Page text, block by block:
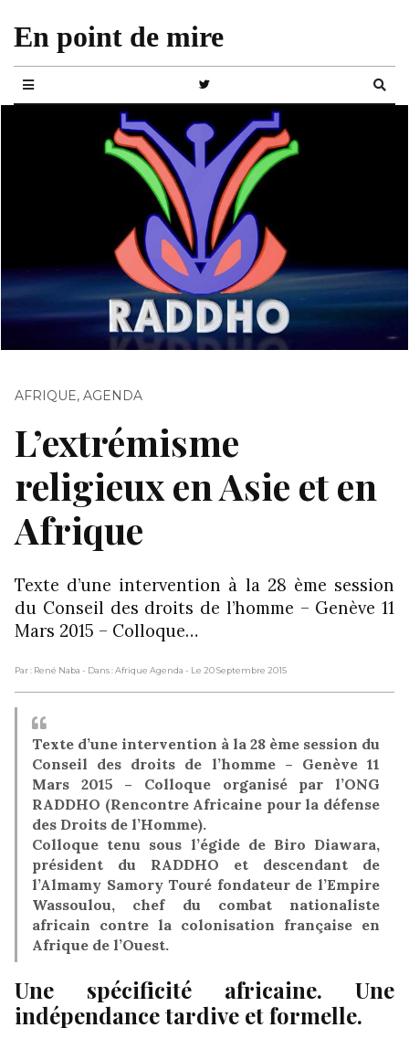
En point de mire
AFRIQUE, AGENDA
L’extrémisme
religieux en Asie et en
Afrique
Texte d’une intervention à la 28 ème session
du Conseil des droits de l’homme – Genève 11
Mars 2015 – Colloque…
Par : René Naba - Dans : Afrique Agenda - Le 20 Septembre 2015
Texte d’une intervention à la 28 ème session du
Conseil des droits de l’homme – Genève 11
Mars 2015 – Colloque organisé par l’ONG
RADDHO (Rencontre Africaine pour la défense
des Droits de l’Homme).
Colloque tenu sous l’égide de Biro Diawara,
président du RADDHO et descendant de
l’Almamy Samory Touré fondateur de l’Empire
Wassoulou, chef du combat nationaliste
africain contre la colonisation française en
Afrique de l’Ouest.
Une spécificité africaine. Une
indépendance tardive et formelle.